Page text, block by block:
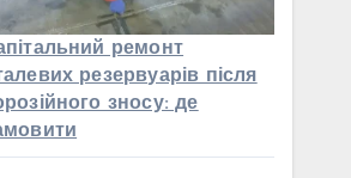
ремонт
резервуарів після
зносу: де